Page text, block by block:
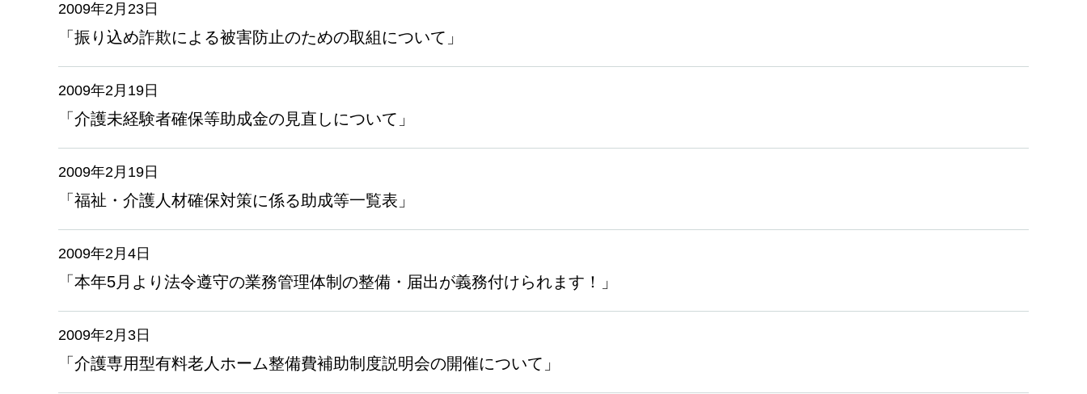
2009年2月23日
「振り込め詐欺による被害防止のための取組について」
2009年2月19日
「介護未経験者確保等助成金の見直しについて」
2009年2月19日
「福祉・介護人材確保対策に係る助成等一覧表」
2009年2月4日
「本年5月より法令遵守の業務管理体制の整備・届出が義務付けられます！」
2009年2月3日
「介護専用型有料老人ホーム整備費補助制度説明会の開催について」